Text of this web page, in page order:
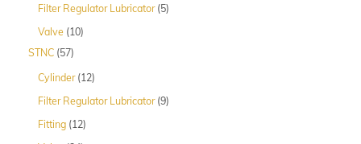
Filter Regulator Lubricator 55
Valve 1010
STNC 5757
Cylinder 1212
Filter Regulator Lubricator 99
Fitting 1212